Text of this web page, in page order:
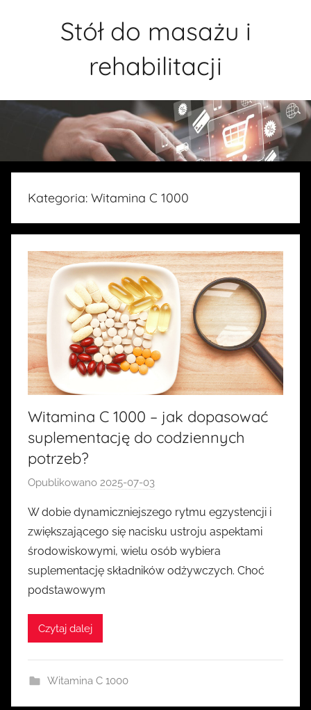
Stół do masażu i
rehabilitacji
Kategoria: Witamina C 1000
Witamina C 1000 – jak dopasować
suplementację do codziennych
potrzeb?
Opublikowano 2025-07-03
z
e
z
k
W dobie dynamiczniejszego rytmu egzystencji i
zwiększającego się nacisku ustroju aspektami
środowiskowymi, wielu osób wybiera
suplementację składników odżywczych. Choć
podstawowym
Czytaj dalej
Witamina C 1000